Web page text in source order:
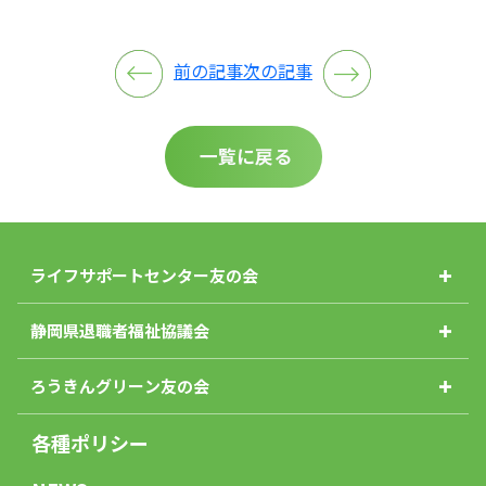
前の記事次の記事
一覧に戻る
ライフサポートセンター友の会
静岡県退職者福祉協議会
ろうきんグリーン友の会
各種ポリシー